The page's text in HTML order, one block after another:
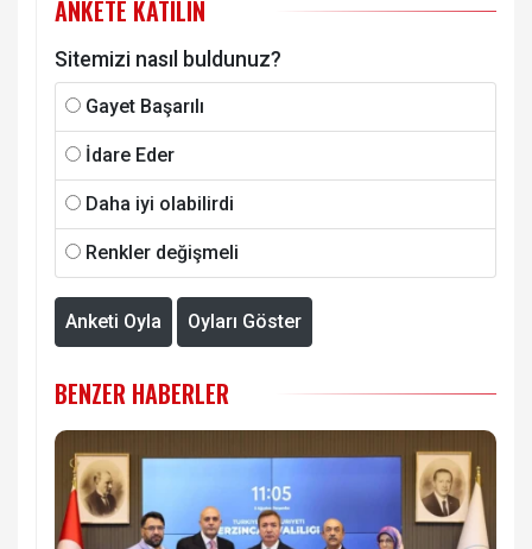
ANKETE KATILIN
Sitemizi nasıl buldunuz?
Gayet Başarılı
İdare Eder
Daha iyi olabilirdi
Renkler değişmeli
Anketi Oyla Oyları Göster
BENZER HABERLER